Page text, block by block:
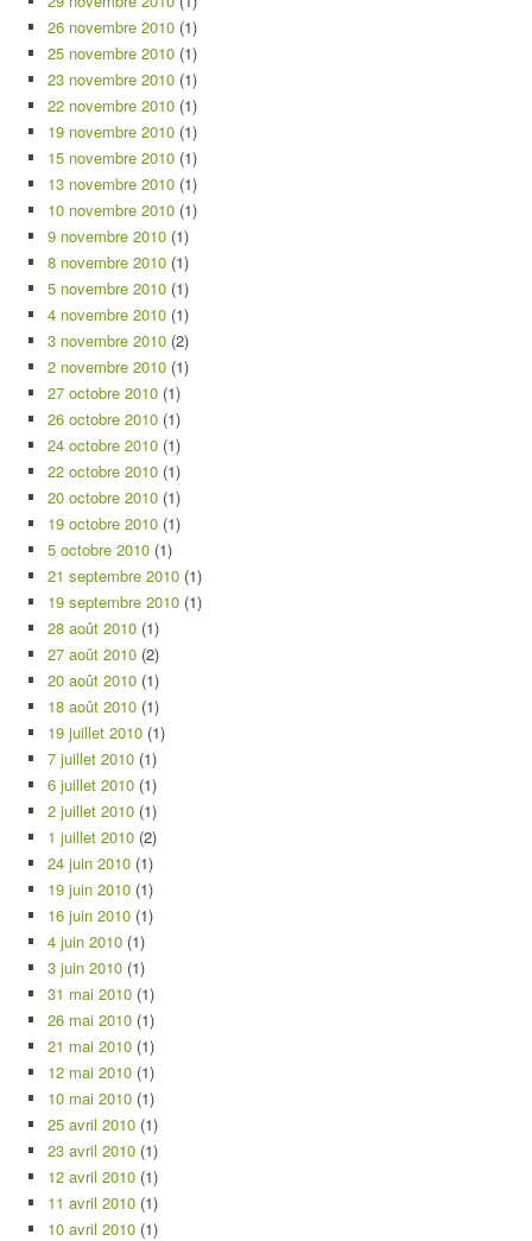
26 novembre 2010 (1)
25 novembre 2010 (1)
23 novembre 2010 (1)
22 novembre 2010 (1)
19 novembre 2010 (1)
15 novembre 2010 (1)
13 novembre 2010 (1)
10 novembre 2010 (1)
9 novembre 2010 (1)
8 novembre 2010 (1)
5 novembre 2010 (1)
4 novembre 2010 (1)
3 novembre 2010 (2)
2 novembre 2010 (1)
27 octobre 2010 (1)
26 octobre 2010 (1)
24 octobre 2010 (1)
22 octobre 2010 (1)
20 octobre 2010 (1)
19 octobre 2010 (1)
5 octobre 2010 (1)
21 septembre 2010 (1)
19 septembre 2010 (1)
28 août 2010 (1)
27 août 2010 (2)
20 août 2010 (1)
18 août 2010 (1)
19 juillet 2010 (1)
7 juillet 2010 (1)
6 juillet 2010 (1)
2 juillet 2010 (1)
1 juillet 2010 (2)
24 juin 2010 (1)
19 juin 2010 (1)
16 juin 2010 (1)
4 juin 2010 (1)
3 juin 2010 (1)
31 mai 2010 (1)
26 mai 2010 (1)
21 mai 2010 (1)
12 mai 2010 (1)
10 mai 2010 (1)
25 avril 2010 (1)
23 avril 2010 (1)
12 avril 2010 (1)
11 avril 2010 (1)
10 avril 2010 (1)